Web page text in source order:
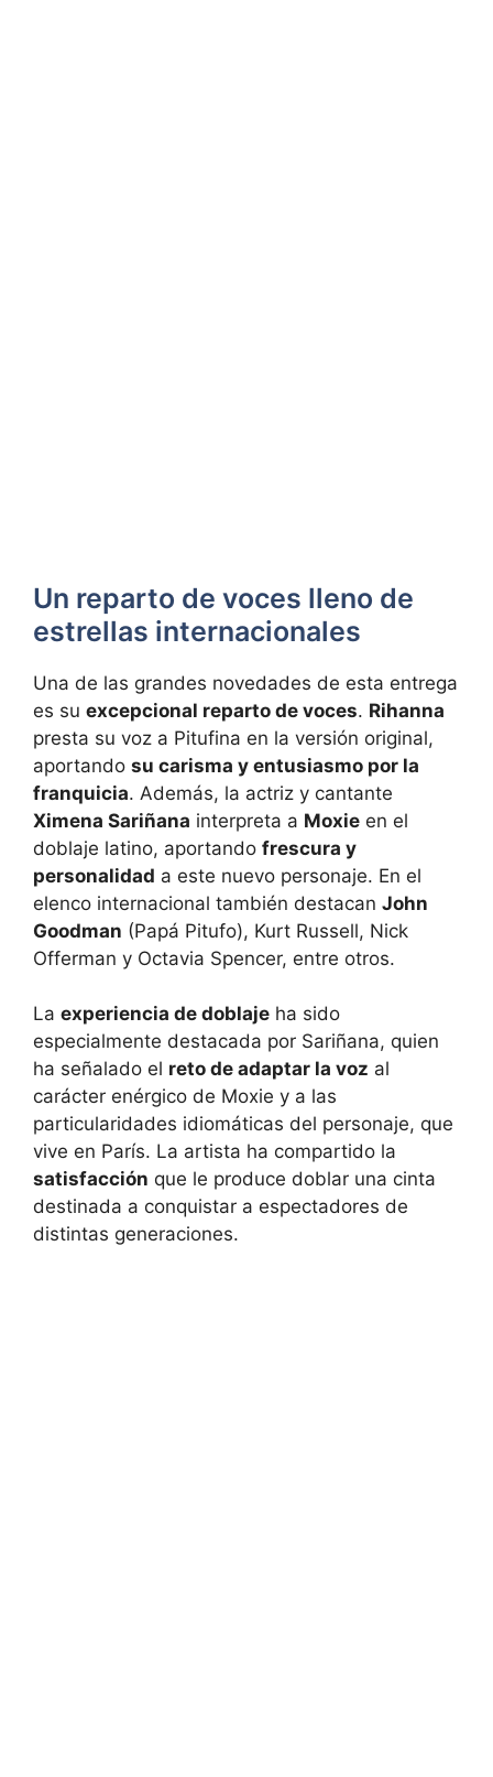
Un reparto de voces lleno de
estrellas internacionales
Una de las grandes novedades de esta entrega
es su excepcional reparto de voces. Rihanna
presta su voz a Pitufina en la versión original,
aportando su carisma y entusiasmo por la
franquicia. Además, la actriz y cantante
Ximena Sariñana interpreta a Moxie en el
doblaje latino, aportando frescura y
personalidad a este nuevo personaje. En el
elenco internacional también destacan John
Goodman (Papá Pitufo), Kurt Russell, Nick
Offerman y Octavia Spencer, entre otros.
La experiencia de doblaje ha sido
especialmente destacada por Sariñana, quien
ha señalado el reto de adaptar la voz al
carácter enérgico de Moxie y a las
particularidades idiomáticas del personaje, que
vive en París. La artista ha compartido la
satisfacción que le produce doblar una cinta
destinada a conquistar a espectadores de
distintas generaciones.